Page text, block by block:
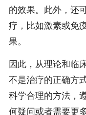
的效果。此外，还
疗，比如激素或免
果。
因此，从理论和临
不是治疗的正确方
科学合理的方法，
何疑问或者需要更